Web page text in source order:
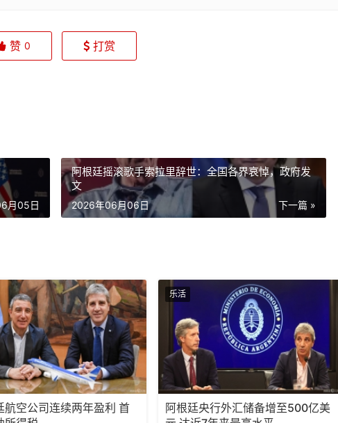
赞 0 打赏
月05日
阿根廷摇滚歌手索拉里辞世：全国各界哀悼，政府发
文
下一篇 »
2026年06月06日
航空公司连续两年盈利 首
乐活
阿根廷央行外汇储备增至500亿美